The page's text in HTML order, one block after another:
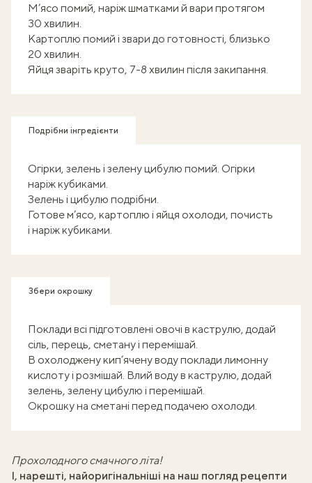
М’ясо помий, наріж шматками й вари протягом
30 хвилин.
Картоплю помий і звари до готовності, близько
20 хвилин.
Яйця зваріть круто, 7-8 хвилин після закипання.
Подрібни інгредієнти
Огірки, зелень і зелену цибулю помий. Огірки
наріж кубиками.
Зелень і цибулю подрібни.
Готове м’ясо, картоплю і яйця охолоди, почисть
і наріж кубиками.
Збери окрошку
Поклади всі підготовлені овочі в каструлю, додай
сіль, перець, сметану і перемішай.
В охолоджену кип’ячену воду поклади лимонну
кислоту і розмішай. Влий воду в каструлю, додай
зелень, зелену цибулю і перемішай.
Окрошку на сметані перед подачею охолоди.
Прохолодного смачного літа!
І, нарешті, найоригінальніші на наш погляд рецепти